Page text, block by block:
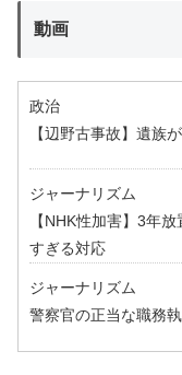
動画
政治
【辺野古事故】遺族
ジャーナリズム
【NHK性加害】3年
すぎる対応
ジャーナリズム
警察官の正当な職務